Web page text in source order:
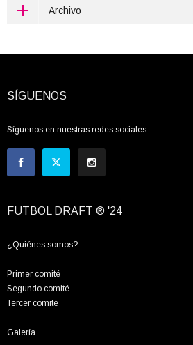
Archivo
SÍGUENOS
Síguenos en nuestras redes sociales
FUTBOL DRAFT ® '24
¿Quiénes somos?
Primer comité
Segundo comité
Tercer comité
Galería